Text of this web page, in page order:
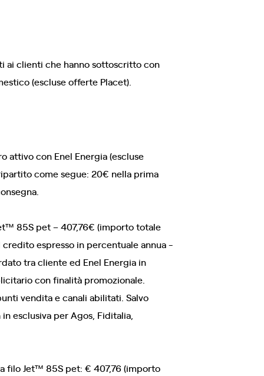
ai clienti che hanno sottoscritto con
(escluse offerte Placet).
attivo con Enel Energia (escluse
come segue: 20€ nella prima
85S pet – 407,76€ (importo totale
espresso in percentuale annua -
tra cliente ed Enel Energia in
con finalità promozionale.
vendita e canali abilitati. Salvo
esclusiva per Agos, Fiditalia,
filo Jet™ 85S pet: € 407,76 (importo